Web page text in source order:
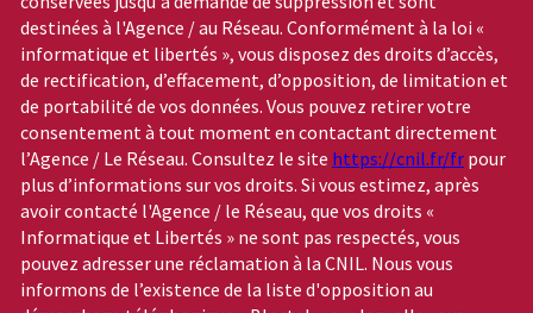
destinées à l'Agence / au Réseau. Conformément à la loi «
informatique et libertés », vous disposez des droits d’accès,
de rectification, d’effacement, d’opposition, de limitation et
de portabilité de vos données. Vous pouvez retirer votre
consentement à tout moment en contactant directement
l’Agence / Le Réseau. Consultez le site https://cnil.fr/fr pour
plus d’informations sur vos droits. Si vous estimez, après
avoir contacté l'Agence / le Réseau, que vos droits «
Informatique et Libertés » ne sont pas respectés, vous
pouvez adresser une réclamation à la CNIL. Nous vous
informons de l’existence de la liste d'opposition au